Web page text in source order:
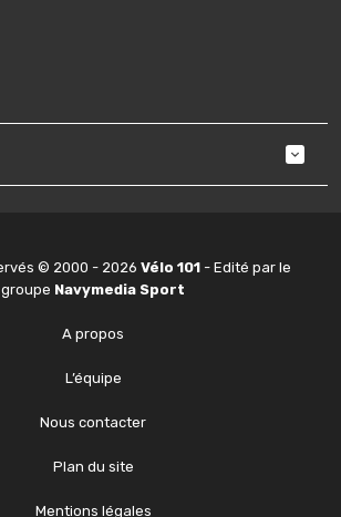
© 2000 - 2026 Vélo 101 - Edité par le
groupe Navymedia Sport
A propos
L’équipe
Nous contacter
Plan du site
Mentions légales